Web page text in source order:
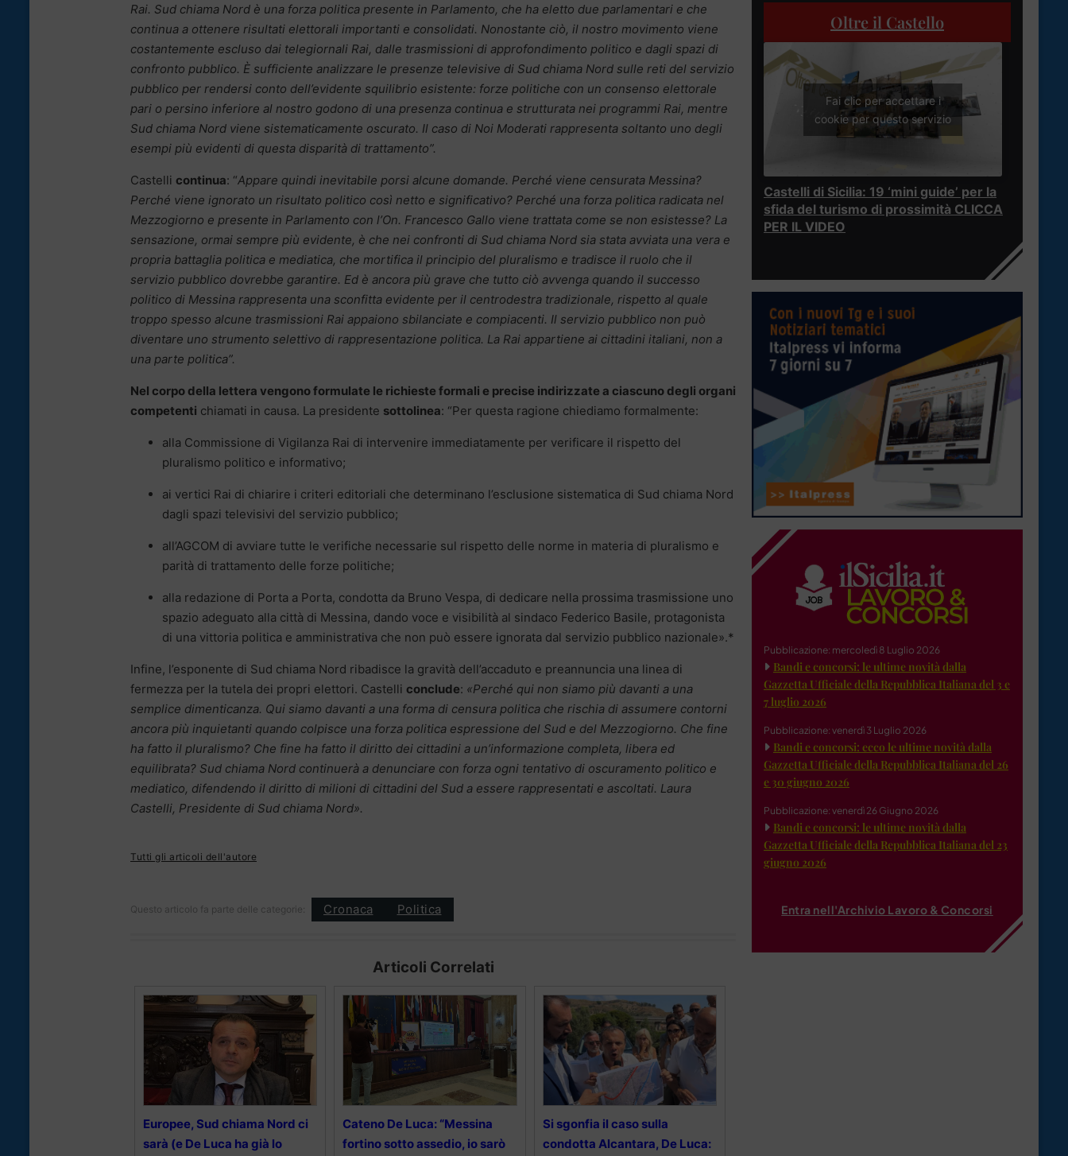
Rai. Sud chiama Nord è una forza politica presente in Parlamento, che ha eletto due parlamentari e che
continua a ottenere risultati elettorali importanti e consolidati. Nonostante ciò, il nostro movimento viene
costantemente escluso dai telegiornali Rai, dalle trasmissioni di approfondimento politico e dagli spazi di
confronto pubblico. È sufficiente analizzare le presenze televisive di Sud chiama Nord sulle reti del servizio
pubblico per rendersi conto dell’evidente squilibrio esistente: forze politiche con un consenso elettorale
pari o persino inferiore al nostro godono di una presenza continua e strutturata nei programmi Rai, mentre
Sud chiama Nord viene sistematicamente oscurato. Il caso di Noi Moderati rappresenta soltanto uno degli
esempi più evidenti di questa disparità di trattamento”.
Castelli continua: “Appare quindi inevitabile porsi alcune domande. Perché viene censurata Messina?
Perché viene ignorato un risultato politico così netto e significativo? Perché una forza politica radicata nel
Mezzogiorno e presente in Parlamento con l’On. Francesco Gallo viene trattata come se non esistesse? La
sensazione, ormai sempre più evidente, è che nei confronti di Sud chiama Nord sia stata avviata una vera e
propria battaglia politica e mediatica, che mortifica il principio del pluralismo e tradisce il ruolo che il
servizio pubblico dovrebbe garantire. Ed è ancora più grave che tutto ciò avvenga quando il successo
politico di Messina rappresenta una sconfitta evidente per il centrodestra tradizionale, rispetto al quale
troppo spesso alcune trasmissioni Rai appaiono sbilanciate e compiacenti. Il servizio pubblico non può
diventare uno strumento selettivo di rappresentazione politica. La Rai appartiene ai cittadini italiani, non a
una parte politica”.
Nel corpo della lettera vengono formulate le richieste formali e precise indirizzate a ciascuno degli organi
competenti chiamati in causa. La presidente sottolinea: “Per questa ragione chiediamo formalmente:
alla Commissione di Vigilanza Rai di intervenire immediatamente per verificare il rispetto del
pluralismo politico e informativo;
ai vertici Rai di chiarire i criteri editoriali che determinano l’esclusione sistematica di Sud chiama Nord
dagli spazi televisivi del servizio pubblico;
all’AGCOM di avviare tutte le verifiche necessarie sul rispetto delle norme in materia di pluralismo e
parità di trattamento delle forze politiche;
alla redazione di Porta a Porta, condotta da Bruno Vespa, di dedicare nella prossima trasmissione uno
spazio adeguato alla città di Messina, dando voce e visibilità al sindaco Federico Basile, protagonista
di una vittoria politica e amministrativa che non può essere ignorata dal servizio pubblico nazionale».*
Infine, l’esponente di Sud chiama Nord ribadisce la gravità dell’accaduto e preannuncia una linea di
fermezza per la tutela dei propri elettori. Castelli conclude: «Perché qui non siamo più davanti a una
semplice dimenticanza. Qui siamo davanti a una forma di censura politica che rischia di assumere contorni
ancora più inquietanti quando colpisce una forza politica espressione del Sud e del Mezzogiorno. Che fine
ha fatto il pluralismo? Che fine ha fatto il diritto dei cittadini a un’informazione completa, libera ed
equilibrata? Sud chiama Nord continuerà a denunciare con forza ogni tentativo di oscuramento politico e
mediatico, difendendo il diritto di milioni di cittadini del Sud a essere rappresentati e ascoltati. Laura
Castelli, Presidente di Sud chiama Nord».
Tutti gli articoli dell'autore
Questo articolo fa parte delle categorie: Cronaca Politica
Articoli Correlati
Europee, Sud chiama Nord ci
sarà (e De Luca ha già lo
Cateno De Luca: “Messina
fortino sotto assedio, io sarò
Si sgonfia il caso sulla
condotta Alcantara, De Luca:
Oltre il Castello
Fai clic per accettare i
cookie per questo servizio
Castelli di Sicilia: 19 ‘mini guide’ per la
sfida del turismo di prossimità CLICCA
PER IL VIDEO
Pubblicazione: mercoledì 8 Luglio 2026
Bandi e concorsi: le ultime novità dalla
Gazzetta Ufficiale della Repubblica Italiana del 3 e
7 luglio 2026
Pubblicazione: venerdì 3 Luglio 2026
Bandi e concorsi: ecco le ultime novità dalla
Gazzetta Ufficiale della Repubblica Italiana del 26
e 30 giugno 2026
Pubblicazione: venerdì 26 Giugno 2026
Bandi e concorsi: le ultime novità dalla
Gazzetta Ufficiale della Repubblica Italiana del 23
giugno 2026
Entra nell'Archivio Lavoro & Concorsi